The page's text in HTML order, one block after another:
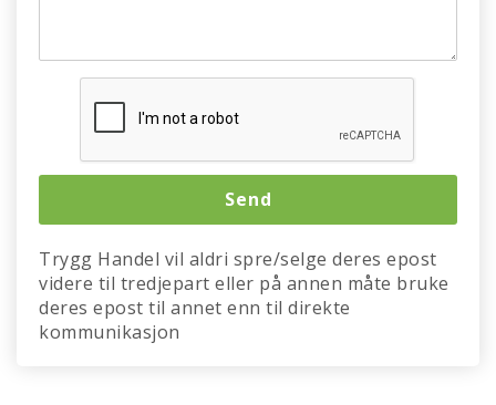
Trygg Handel vil aldri spre/selge deres epost
videre til tredjepart eller på annen måte bruke
deres epost til annet enn til direkte
kommunikasjon